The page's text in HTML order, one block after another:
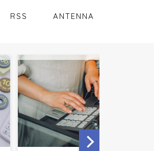
RSS ANTENNA